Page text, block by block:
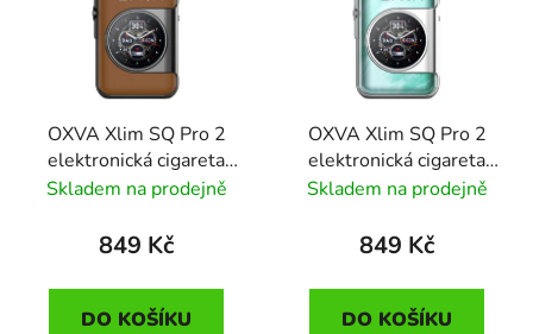
OXVA Xlim SQ Pro 2
elektronická cigareta
1600mAh Brown
Skladem na prodejně
849 Kč
DO KOŠÍKU
OXVA Xlim SQ Pro 2
elektronická cigareta
1600mAh Celadon
Skladem na prodejně
849 Kč
DO KOŠÍKU